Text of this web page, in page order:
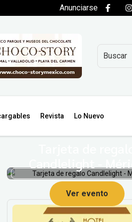
Anunciarse
Revista Lo Nuevo
Candlelight -
Ver evento